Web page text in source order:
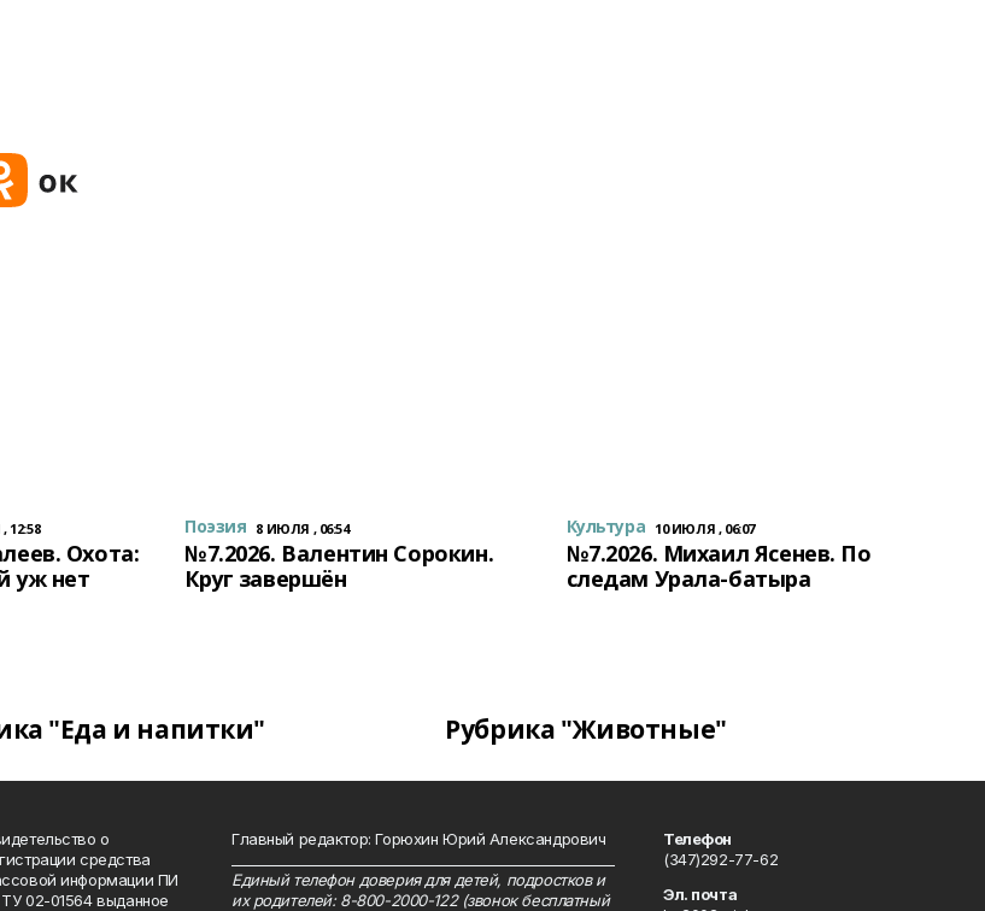
12:58
Охота:
уж нет
Поэзия 8 ИЮЛЯ , 06:54
№7.2026. Валентин Сорокин.
Круг завершён
Культура 10 ИЮЛЯ , 06:07
№7.2026. Михаил Ясенев. По
следам Урала-батыра
"Еда и напитки" Рубрика "Животные"
о
средства
информации ПИ
02-01564 выданное
Главный редактор: Горюхин Юрий Александрович
Единый телефон доверия для детей, подростков и
их родителей: 8-800-2000-122 (звонок бесплатный
Телефон
(347)292-77-62
Эл. почта